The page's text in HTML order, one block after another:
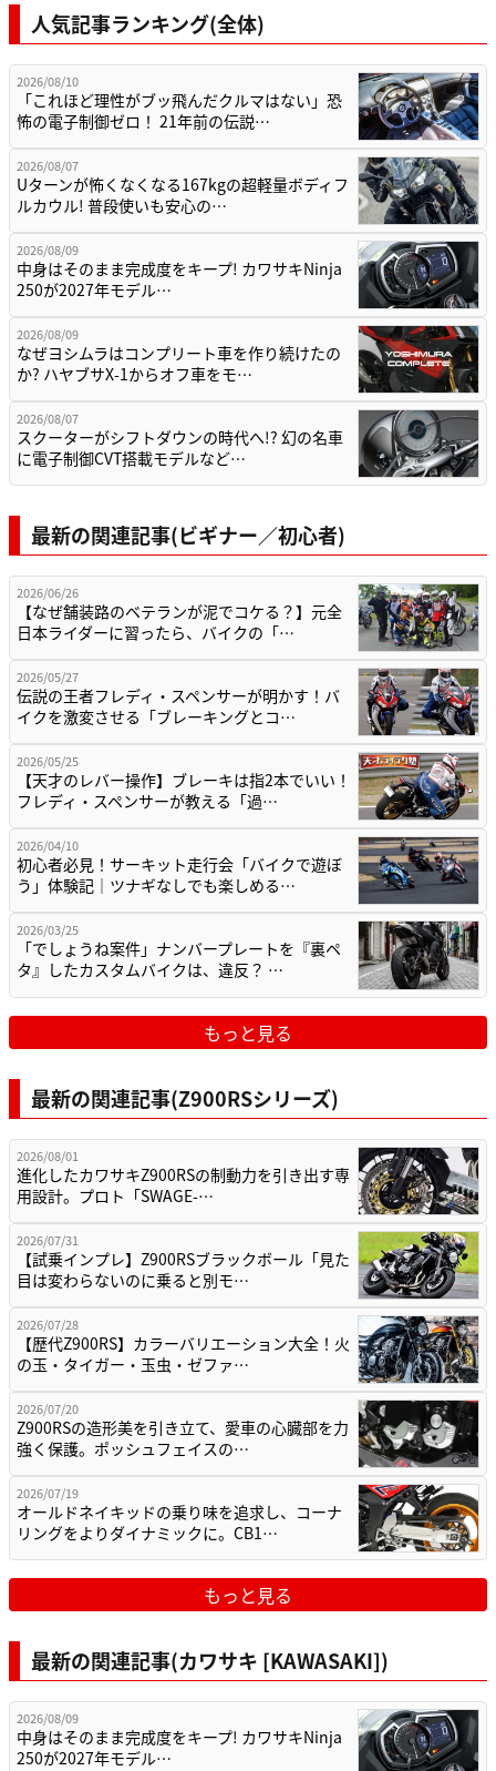
人気記事ランキング(全体)
2026/08/10
「これほど理性がブッ飛んだクルマはない」恐
怖の電子制御ゼロ！ 21年前の伝説…
2026/08/07
Uターンが怖くなくなる167kgの超軽量ボディフ
ルカウル! 普段使いも安心の…
2026/08/09
中身はそのまま完成度をキープ! カワサキNinja
250が2027年モデル…
2026/08/09
なぜヨシムラはコンプリート車を作り続けたの
か? ハヤブサX-1からオフ車をモ…
2026/08/07
スクーターがシフトダウンの時代へ!? 幻の名車
に電子制御CVT搭載モデルなど…
最新の関連記事(ビギナー／初心者)
2026/06/26
【なぜ舗装路のベテランが泥でコケる？】元全
日本ライダーに習ったら、バイクの「…
2026/05/27
伝説の王者フレディ・スペンサーが明かす！バ
イクを激変させる「ブレーキングとコ…
2026/05/25
【天才のレバー操作】ブレーキは指2本でいい！
フレディ・スペンサーが教える「過…
2026/04/10
初心者必見！サーキット走行会「バイクで遊ぼ
う」体験記｜ツナギなしでも楽しめる…
2026/03/25
「でしょうね案件」ナンバープレートを『裏ペ
タ』したカスタムバイクは、違反？ …
もっと見る
最新の関連記事(Z900RSシリーズ)
2026/08/01
進化したカワサキZ900RSの制動力を引き出す専
用設計。プロト「SWAGE-…
2026/07/31
【試乗インプレ】Z900RSブラックボール「見た
目は変わらないのに乗ると別モ…
2026/07/28
【歴代Z900RS】カラーバリエーション大全！火
の玉・タイガー・玉虫・ゼファ…
2026/07/20
Z900RSの造形美を引き立て、愛車の心臓部を力
強く保護。ポッシュフェイスの…
2026/07/19
オールドネイキッドの乗り味を追求し、コーナ
リングをよりダイナミックに。CB1…
もっと見る
最新の関連記事(カワサキ [KAWASAKI])
2026/08/09
中身はそのまま完成度をキープ! カワサキNinja
250が2027年モデル…